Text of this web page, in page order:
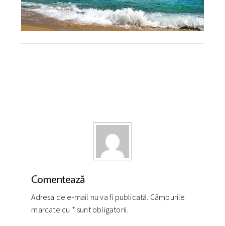
Comentează
Adresa de e-mail nu va fi publicată. Câmpurile
marcate cu * sunt obligatorii.